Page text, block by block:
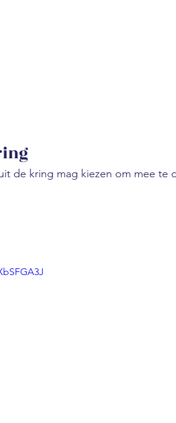
de kring mag kiezen om mee te